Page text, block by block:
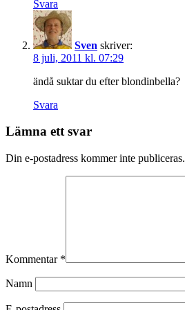
Svara
Sven skriver:
8 juli, 2011 kl. 07:29
ändå suktar du efter blondinbella?
Svara
Lämna ett svar
Din e-postadress kommer inte publiceras.
Kommentar *
Namn